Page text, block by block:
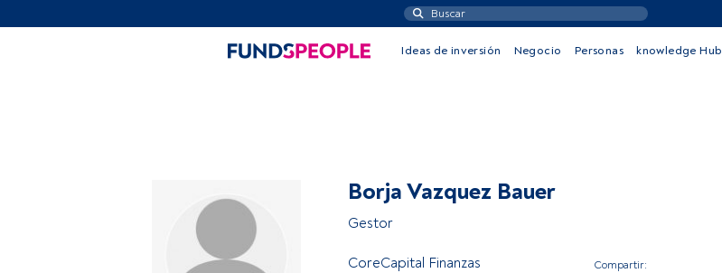
Ideas de inversión Negocio Personas knowledge Hub
Borja Vazquez Bauer
Gestor
CoreCapital Finanzas Compartir: